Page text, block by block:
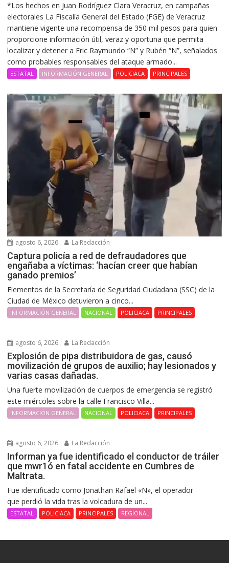
*Los hechos en Juan Rodríguez Clara Veracruz, en campañas
electorales La Fiscalía General del Estado (FGE) de Veracruz
mantiene vigente una recompensa de 350 mil pesos para quien
proporcione información útil, veraz y oportuna que permita
localizar y detener a Eric Raymundo “N” y Rubén “N”, señalados
como probables responsables del ataque armado...
ESTATAL INFORMACIÓN GENERAL POLICIACA PRINCIPALES
agosto 6, 2026 La Redacción
Captura policía a red de defraudadores que
engañaba a víctimas: ‘hacían creer que habían
ganado premios’
Elementos de la Secretaría de Seguridad Ciudadana (SSC) de la
Ciudad de México detuvieron a cinco...
INFORMACIÓN GENERAL NACIONAL POLICIACA PRINCIPALES
agosto 6, 2026 La Redacción
Explosión de pipa distribuidora de gas, causó
movilización de grupos de auxilio; hay lesionados y
varias casas dañadas.
Una fuerte movilización de cuerpos de emergencia se registró
este miércoles sobre la calle Francisco Villa...
INFORMACIÓN GENERAL NACIONAL POLICIACA PRINCIPALES
agosto 6, 2026 La Redacción
Informan ya fue identificado el conductor de tráiler
que mwr1ó en fatal accidente en Cumbres de
Maltrata.
Fue identificado como Jonathan Rafael «N», el operador
que perdió la vida tras la volcadura de un...
ESTATAL POLICIACA PRINCIPALES REGIONAL